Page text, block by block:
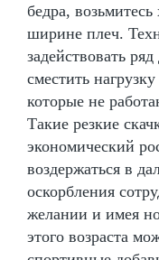
бедра,
ширине плеч.
задействовать
сместить нагрузку
которые не
Такие резкие
экономический
воздержаться в
оскорбления
желании и имея
этого возраста